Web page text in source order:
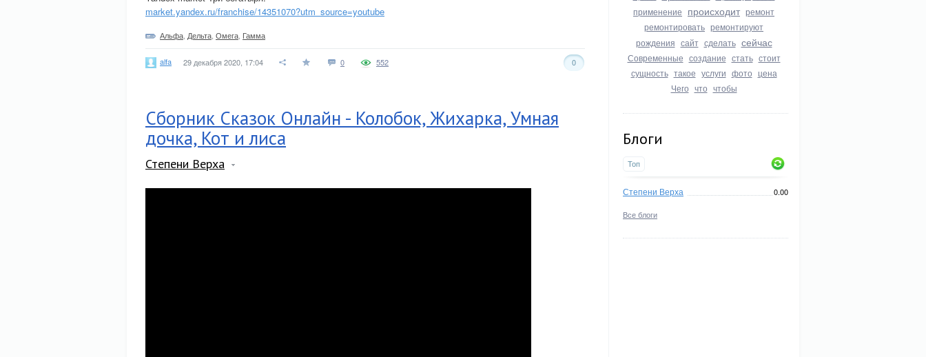
применение происходит ремонт
ремонтировать ремонтируют
рождения сайт сделать сейчас
Современные создание стать стоит
сущность такое услуги фото цена
Чего что чтобы
Блоги
Топ
Степени Верха 0.00
Все блоги
market.yandex.ru/franchise/14351070?utm_source=youtube
Альфа Дельта Омега Гамма
alfa 29 декабря 2020, 17:04 0 0
552
Сборник Сказок Онлайн - Колобок, Жихарка, Умная
дочка, Кот и лиса
Степени Верха